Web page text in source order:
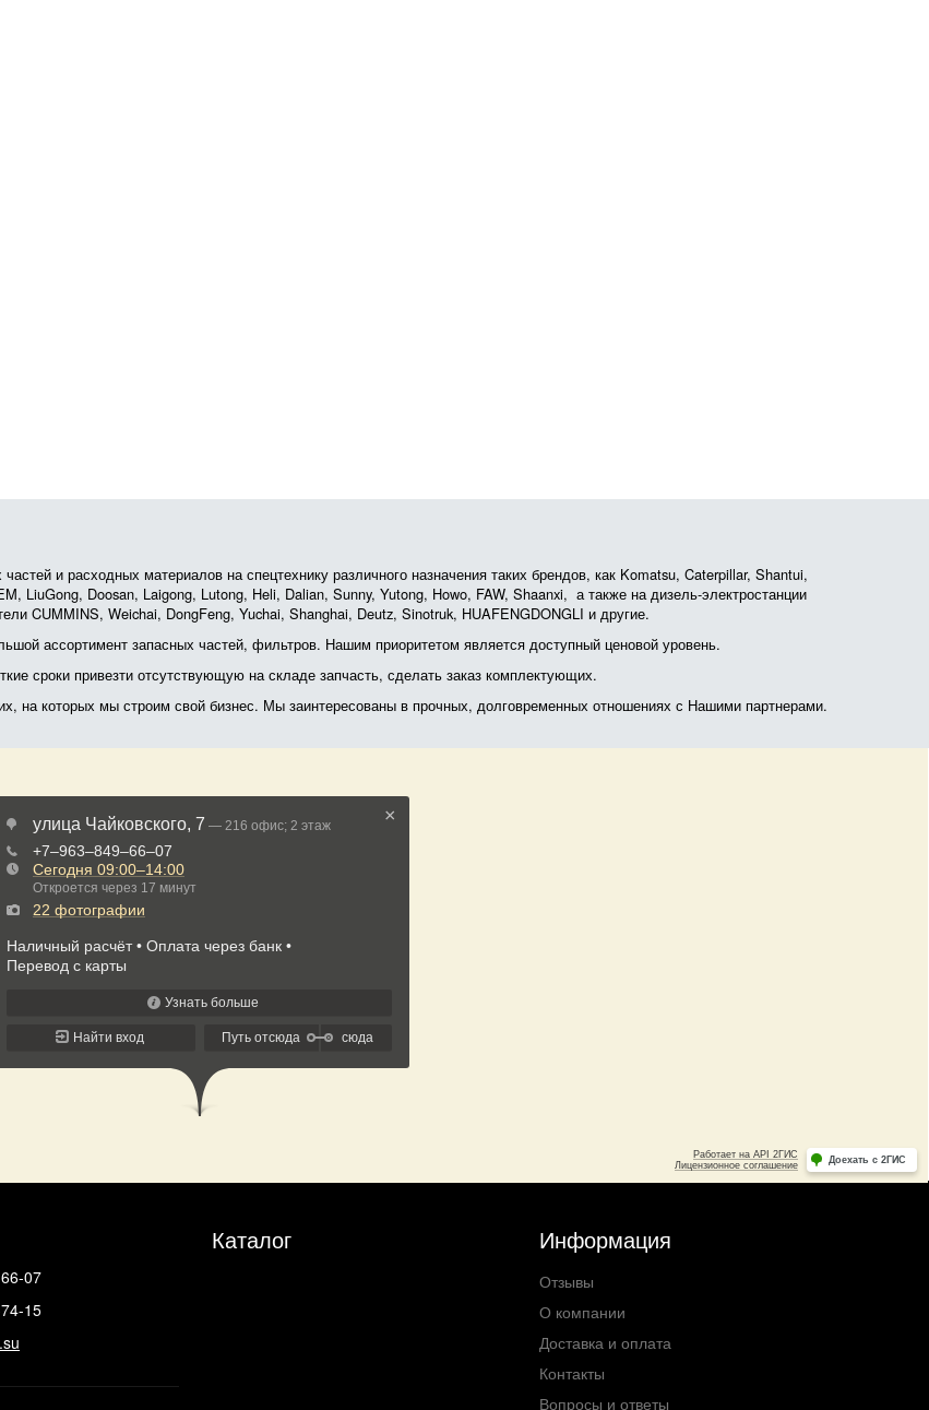
и расходных материалов на спецтехнику различного назначения таких брендов, как Komatsu, Caterpillar, Shantui,
LiuGong, Doosan, Laigong, Lutong, Heli, Dalian, Sunny, Yutong, Howo, FAW, Shaanxi, а также на дизель-электростанции
CUMMINS, Weichai, DongFeng, Yuchai, Shanghai, Deutz, Sinotruk, HUAFENGDONGLI и другие.
ассортимент запасных частей, фильтров. Нашим приоритетом является доступный ценовой уровень.
сроки привезти отсутствующую на складе запчасть, сделать заказ комплектующих.
на которых мы строим свой бизнес. Мы заинтересованы в прочных, долговременных отношениях с Нашими партнерами.
07
15
Каталог Информация
Отзывы
О компании
Доставка и оплата
Контакты
Вопросы и ответы